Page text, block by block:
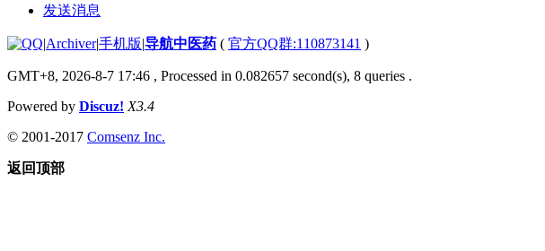
发送消息
|Archiver|手机版|导航中医药 ( 官方QQ群:110873141 )
GMT+8, 2026-8-7 17:46 , Processed in 0.082657 second(s), 8 queries .
Powered by Discuz! X3.4
© 2001-2017 Comsenz Inc.
返回顶部